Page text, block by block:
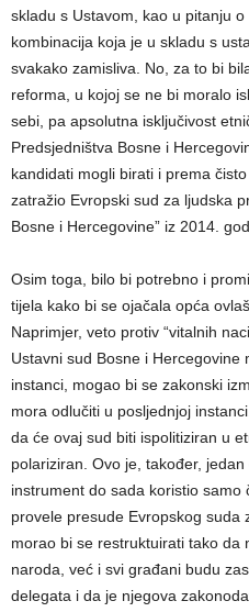
skladu s Ustavom, kao u pitanju o
kombinacija koja je u skladu s
svakako zamisliva. No, za to bi
reforma, u kojoj se ne bi moralo
sebi, pa apsolutna isključivost
Predsjedništva Bosne i
kandidati mogli birati i prema
zatražio Evropski sud za ljudska
Bosne i Hercegovine” iz 2014.
Osim toga, bilo bi potrebno i
tijela kako bi se ojačala opća
Naprimjer, veto protiv “vitalnih
Ustavni sud Bosne i Hercegovine
instanci, mogao bi se zakonski
mora odlučiti u posljednjoj
da će ovaj sud biti ispolitiziran u
polariziran. Ovo je, također,
instrument do sada koristio
provele presude Evropskog suda
morao bi se restruktuirati tako da
naroda, već i svi građani budu
delegata i da je njegova